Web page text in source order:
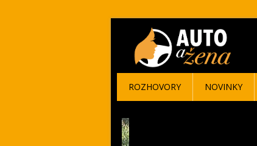
ROZHOVORY NOVINKY